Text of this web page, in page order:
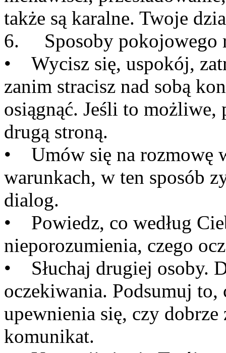
także są karalne. Twoje
6. Sposoby pokojowego
• Wycisz się, uspokój,
zanim stracisz nad sobą
osiągnąć. Jeśli to
drugą stroną.
• Umów się na rozmowę
warunkach, w ten sposób
dialog.
• Powiedz, co według
nieporozumienia, czego
• Słuchaj drugiej osoby.
oczekiwania. Podsumuj to,
upewnienia się, czy dobrze
komunikat.